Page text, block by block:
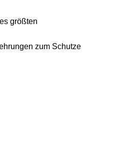
größten
zum Schutze